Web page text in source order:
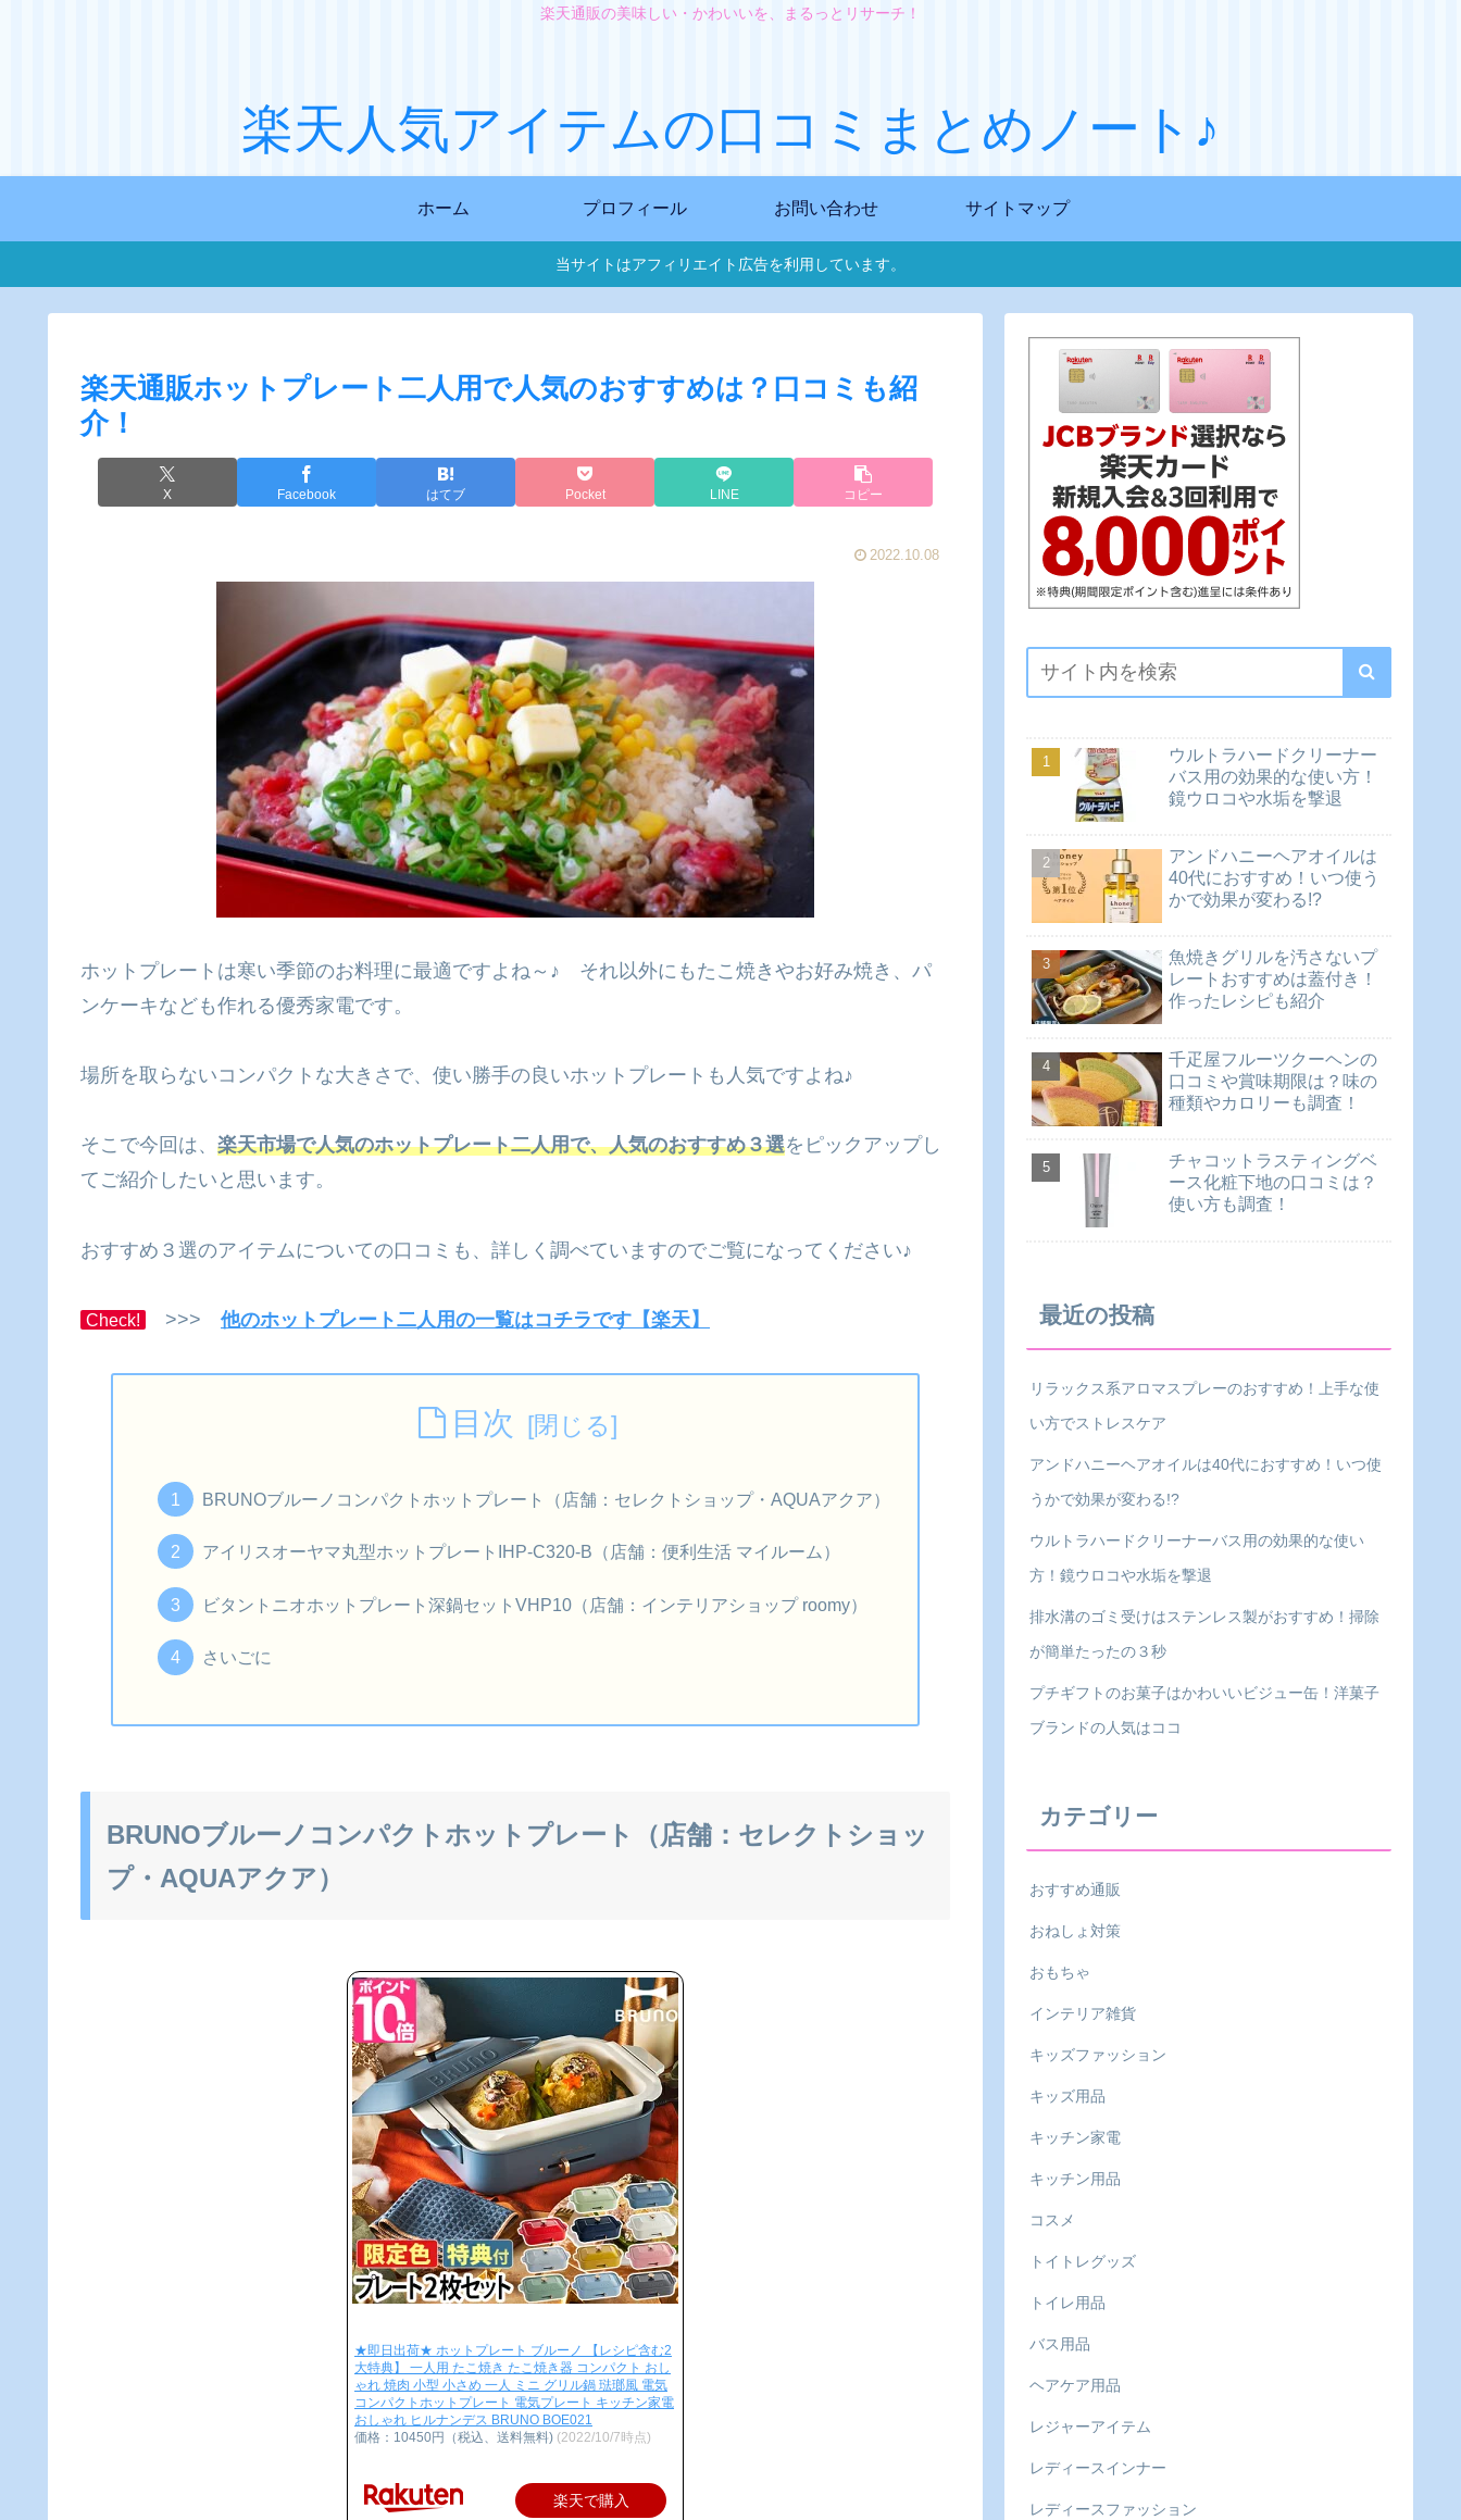
楽天通販の美味しい・かわいいを、まるっとリサーチ！
楽天人気アイテムの口コミまとめノート♪
ホーム プロフィール お問い合わせ サイトマップ
当サイトはアフィリエイト広告を利用しています。
楽天通販ホットプレート二人用で人気のおすすめは？口コミも紹
介！
X Facebook はてブ Pocket LINE コピー
2022.10.08
ホットプレートは寒い季節のお料理に最適ですよね～♪ それ以外にもたこ焼きやお好み焼き、パ
ンケーキなども作れる優秀家電です。
場所を取らないコンパクトな大きさで、使い勝手の良いホットプレートも人気ですよね♪
そこで今回は、 楽天市場で人気のホットプレート二人用で、人気のおすすめ３選をピックアップし
てご紹介したいと思います。
おすすめ３選のアイテムについての口コミも、詳しく調べていますのでご覧になってください♪
Check! >>> 他のホットプレート二人用の一覧はコチラです【楽天】
目次
BRUNOブルーノコンパクトホットプレート（店舗：セレクトショップ・AQUAアクア）
アイリスオーヤマ丸型ホットプレートIHP-C320-B（店舗：便利生活 マイルーム）
ビタントニオホットプレート深鍋セットVHP10（店舗：インテリアショップ roomy）
さいごに
BRUNOブルーノコンパクトホットプレート（店舗：セレクトショッ
プ・AQUAアクア）
★即日出荷★ ホットプレート ブルーノ 【レシピ含む2
大特典】 一人用 たこ焼き たこ焼き器 コンパクト おし
ゃれ 焼肉 小型 小さめ 一人 ミニ グリル鍋 琺瑯風 電気
コンパクトホットプレート 電気プレート キッチン家電
おしゃれ ヒルナンデス BRUNO BOE021
価格：10450円（税込、送料無料) (2022/10/7時点)
楽天で購入
ウルトラハードクリーナー
バス用の効果的な使い方！
鏡ウロコや水垢を撃退
アンドハニーヘアオイルは
40代におすすめ！いつ使う
かで効果が変わる!?
魚焼きグリルを汚さないプ
レートおすすめは蓋付き！
作ったレシピも紹介
千疋屋フルーツクーヘンの
口コミや賞味期限は？味の
種類やカロリーも調査！
チャコットラスティングベ
ース化粧下地の口コミは？
使い方も調査！
最近の投稿
リラックス系アロマスプレーのおすすめ！上手な使
い方でストレスケア
アンドハニーヘアオイルは40代におすすめ！いつ使
うかで効果が変わる!?
ウルトラハードクリーナーバス用の効果的な使い
方！鏡ウロコや水垢を撃退
排水溝のゴミ受けはステンレス製がおすすめ！掃除
が簡単たったの３秒
プチギフトのお菓子はかわいいビジュー缶！洋菓子
ブランドの人気はココ
カテゴリー
おすすめ通販
おねしょ対策
おもちゃ
インテリア雑貨
キッズファッション
キッズ用品
キッチン家電
キッチン用品
コスメ
トイトレグッズ
トイレ用品
バス用品
ヘアケア用品
レジャーアイテム
レディースインナー
レディースファッション